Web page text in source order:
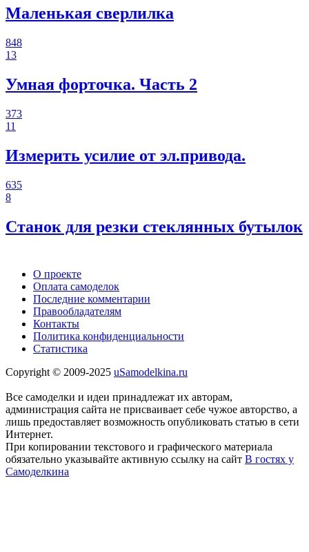
Маленькая сверлилка
848
13
Умная форточка. Часть 2
373
11
Измерить усилие от эл.привода.
635
8
Станок для резки стеклянных бутылок
О проекте
Оплата самоделок
Последние комментарии
Правообладателям
Контакты
Политика конфиденциальности
Статистика
Copyright © 2009-2025 uSamodelkina.ru
Все самоделки и идеи принадлежат их авторам,
администрация сайта не присваивает себе чужое авторство, а
лишь предоставляет возможность опубликовать статью в сети
Интернет.
При копировании текстового и графического материала
обязательно указывайте активную ссылку на сайт В гостях у
Самоделкина